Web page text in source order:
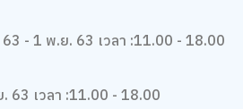
- 1 พ.ย. 63 เวลา :11.00 - 18.00
63 เวลา :11.00 - 18.00